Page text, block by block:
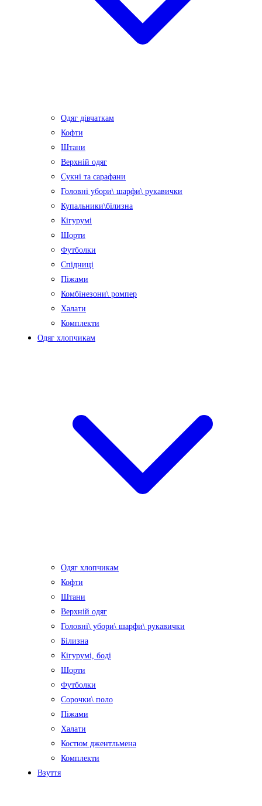
Одяг дівчаткам
Кофти
Штани
Верхній одяг
Сукні та сарафани
Головні убори\ шарфи\ рукавички
Купальники\білизна
Кігурумі
Шорти
Футболки
Спідниці
Піжами
Комбінезони\ ромпер
Халати
Комплекти
Одяг хлопчикам
Одяг хлопчикам
Кофти
Штани
Верхній одяг
Головні\ убори\ шарфи\ рукавички
Білизна
Кігурумі, боді
Шорти
Футболки
Сорочки\ поло
Піжами
Халати
Костюм джентльмена
Комплекти
Взуття